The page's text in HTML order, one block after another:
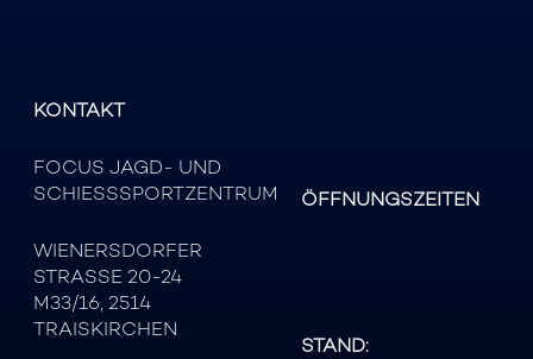
KONTAKT
FOCUS JAGD- UND
SCHIESSSPORTZENTRUM
WIENERSDORFER
STRASSE 20-24
M33/16, 2514
TRAISKIRCHEN
ÖFFNUNGSZEITEN
STAND: